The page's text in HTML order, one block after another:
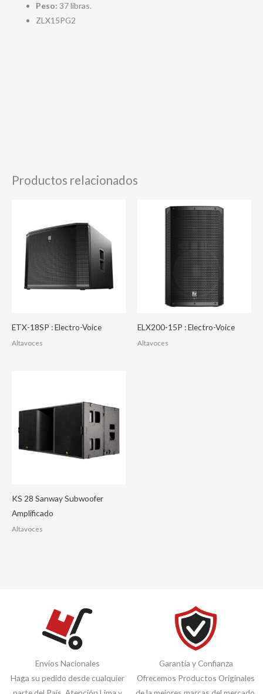
Peso:37 libras.
ZLX15PG2
Productos relacionados
ETX-18SP : Electro-Voice
Altavoces
ELX200-15P : Electro-Voice
Altavoces
KS 28 Sanway Subwoofer
Amplificado
Altavoces
Envíos Nacionales
Haga su pedido desde cualquier
Garantía y Confianza
Ofrecemos Productos Originales